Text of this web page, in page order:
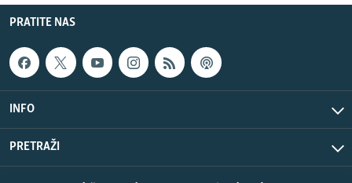
PRATITE NAS
INFO
PRETRAŽI